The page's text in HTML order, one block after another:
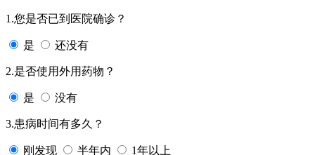
1.您是否已到医院确诊？
是 还没有
2.是否使用外用药物？
是 没有
3.患病时间有多久？
刚发现 半年内 1年以上